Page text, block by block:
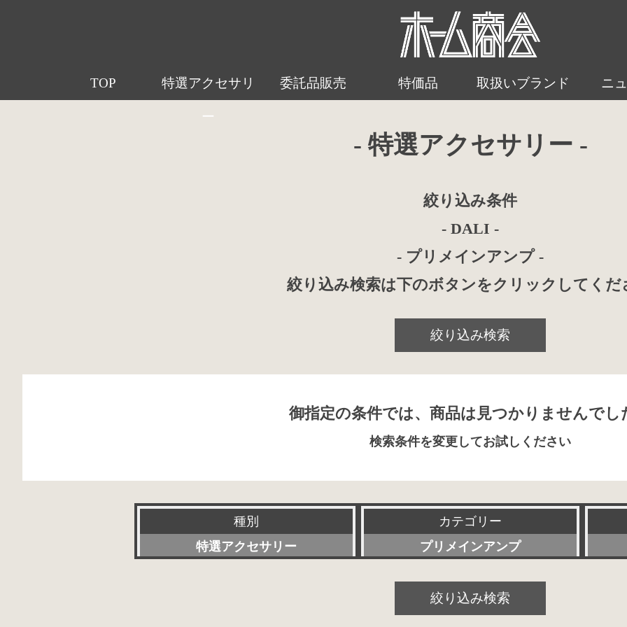
TOP 特選アクセサリ
ー
委託品販売 特価品 取扱いブランド ニ
- 特選アクセサリー -
絞り込み条件
- DALI -
- プリメインアンプ -
絞り込み検索は下のボタンをクリックしてくだ
絞り込み検索
御指定の条件では、商品は見つかりませんでし
検索条件を変更してお試しください
種別
特選アクセサリー
カテゴリー
プリメインアンプ
プリアンプ
絞り込み検索